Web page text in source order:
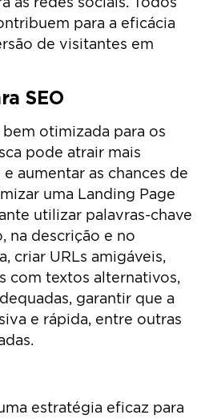
para a eficácia
de visitantes em
SEO
otimizada para os
pode atrair mais
aumentar as chances de
uma Landing Page
utilizar palavras-chave
na descrição e no
criar URLs amigáveis,
com textos alternativos,
garantir que a
e rápida, entre outras
estratégia eficaz para